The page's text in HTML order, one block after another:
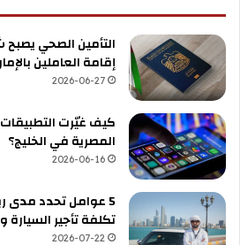
التأمين الصحي
إقامة العاملين
2026-06-27
كيف غيّرت التطبيقات
المصرية في الخليج؟
2026-06-16
5 عوامل تحدد مدى
تكلفة تأجير
2026-07-22